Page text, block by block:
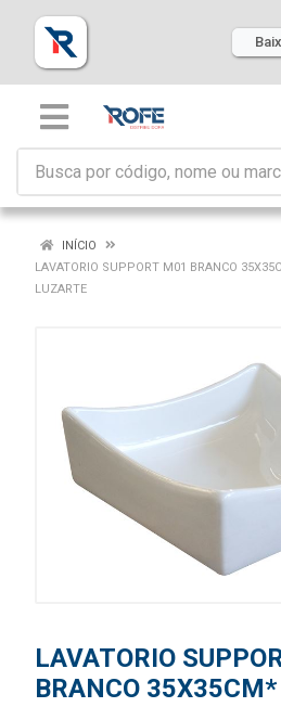
INÍCIO
LAVATORIO SUPPORT M01 BRANCO
LUZARTE
LAVATORIO
BRANCO